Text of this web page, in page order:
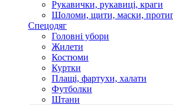
Рукавички, рукавиці, краги
Шоломи, щити, маски,
Спецодяг
Головні убори
Жилети
Костюми
Куртки
Плащі, фартухи, халати
Футболки
Штани